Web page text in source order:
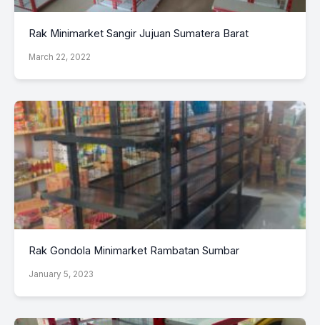
Rak Minimarket Sangir Jujuan Sumatera Barat
March 22, 2022
Rak Gondola Minimarket Rambatan Sumbar
January 5, 2023